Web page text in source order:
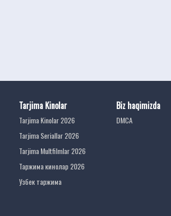
Tarjima Kinolar
Tarjima Kinolar 2026
Tarjima Seriallar 2026
Tarjima Multfilmlar 2026
Таржима кинолар 2026
Узбек таржима
Biz haqimizda
DMCA